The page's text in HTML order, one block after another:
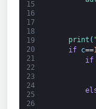
15
16
17
18
19
20
21
22
23
24
25
26
print (
if
c==
if